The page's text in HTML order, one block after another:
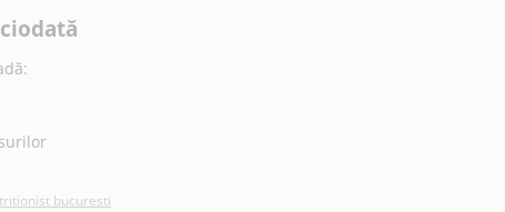
bucuresti